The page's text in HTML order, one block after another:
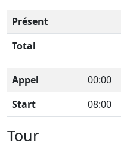
Présent
Total
Appel
00:00
Start
08:00
Tour